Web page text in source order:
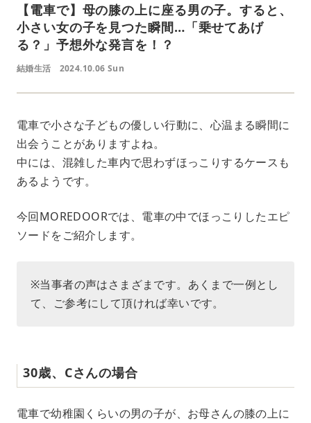
【電車で】母の膝の上に座る男の子。すると、
小さい女の子を見つた瞬間…「乗せてあげ
る？」予想外な発言を！？
結婚生活 2024.10.06 Sun
電車で小さな子どもの優しい行動に、心温まる瞬間に
出会うことがありますよね。
中には、混雑した車内で思わずほっこりするケースも
あるようです。
今回MOREDOORでは、電車の中でほっこりしたエピ
ソードをご紹介します。
※当事者の声はさまざまです。あくまで一例とし
て、ご参考にして頂ければ幸いです。
30歳、Cさんの場合
電車で幼稚園くらいの男の子が、お母さんの膝の上に